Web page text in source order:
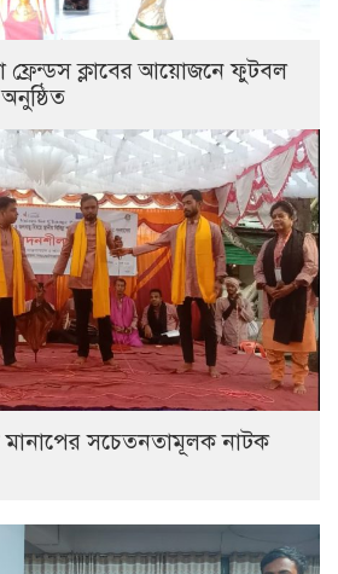
ফ্রেন্ডস ক্লাবের আয়োজনে ফুটবল
সচেতনতামূলক নাটক